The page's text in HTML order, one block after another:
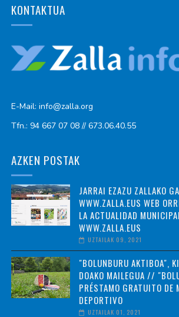
KONTAKTUA
E-Mail: info@zalla.org
Tfn.: 94 667 07 08 // 673.06.40.55
AZKEN POSTAK
JARRAI EZAZU ZALLAKO
WWW.ZALLA.EUS WEB
LA ACTUALIDAD
WWW.ZALLA.EUS
UZTAILAK 09, 2021
"BOLUNBURU AKTIBOA",
DOAKO MAILEGUA //
PRÉSTAMO GRATUITO DE
DEPORTIVO
UZTAILAK 01, 2021